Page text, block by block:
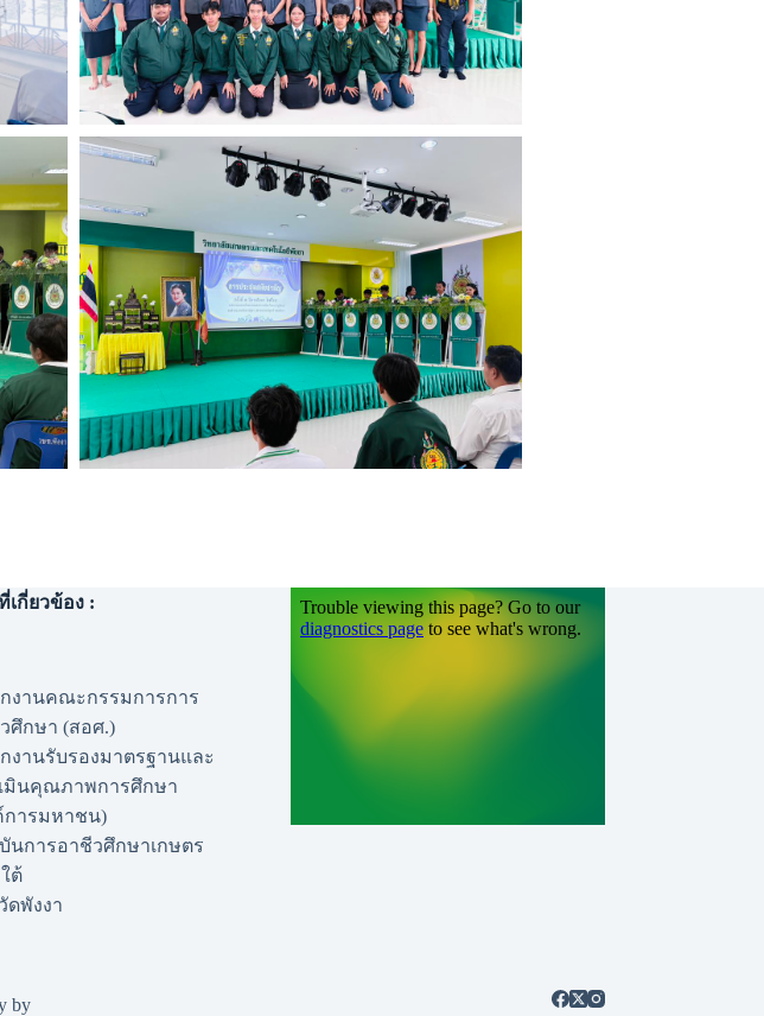
เกี่ยวข้อง :
งานคณะกรรมการการ
ศึกษา (สอศ.)
งานรับรองมาตรฐานและ
มินคุณภาพการศึกษา
การมหาชน)
นการอาชีวศึกษาเกษตร
ต้
ดพังงา
by